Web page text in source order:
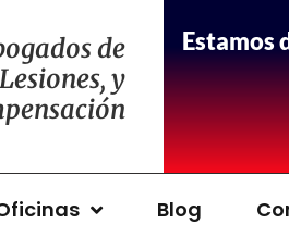
de
y
Estamos
Blog